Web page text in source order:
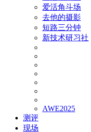
爱活角斗场
去他的摄影
短路三分钟
新技术研习社
AWE2025
测评
现场